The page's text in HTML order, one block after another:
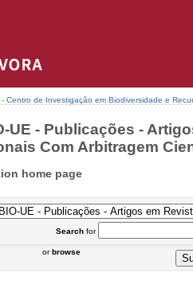
- Centro de Investigação em Biodiversidade e
UE - Publicações -
Com Arbitragem
home page
Searchfor
orbrowse